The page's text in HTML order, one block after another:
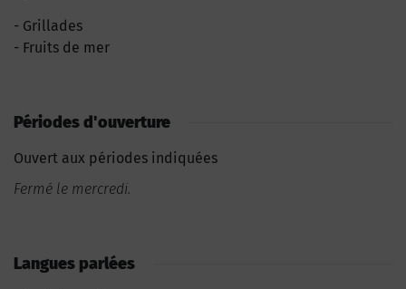
Grillades
Fruits de mer
Périodes d'ouverture
Ouvert aux périodes indiquées
Fermé le mercredi.
Langues parlées